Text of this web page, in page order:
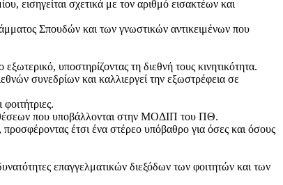
εισηγείται σχετικά με τον αριθμό εισακτέων και
Σπουδών και των γνωστικών αντικειμένων που
υποστηρίζοντας τη διεθνή τους κινητικότητα.
συνεδρίων και καλλιεργεί την εξωστρέφεια σε
που υποβάλλονται στην ΜΟΔΙΠ του ΠΘ.
έτσι ένα στέρεο υπόβαθρο για όσες και όσους
επαγγελματικών διεξόδων των φοιτητών και των